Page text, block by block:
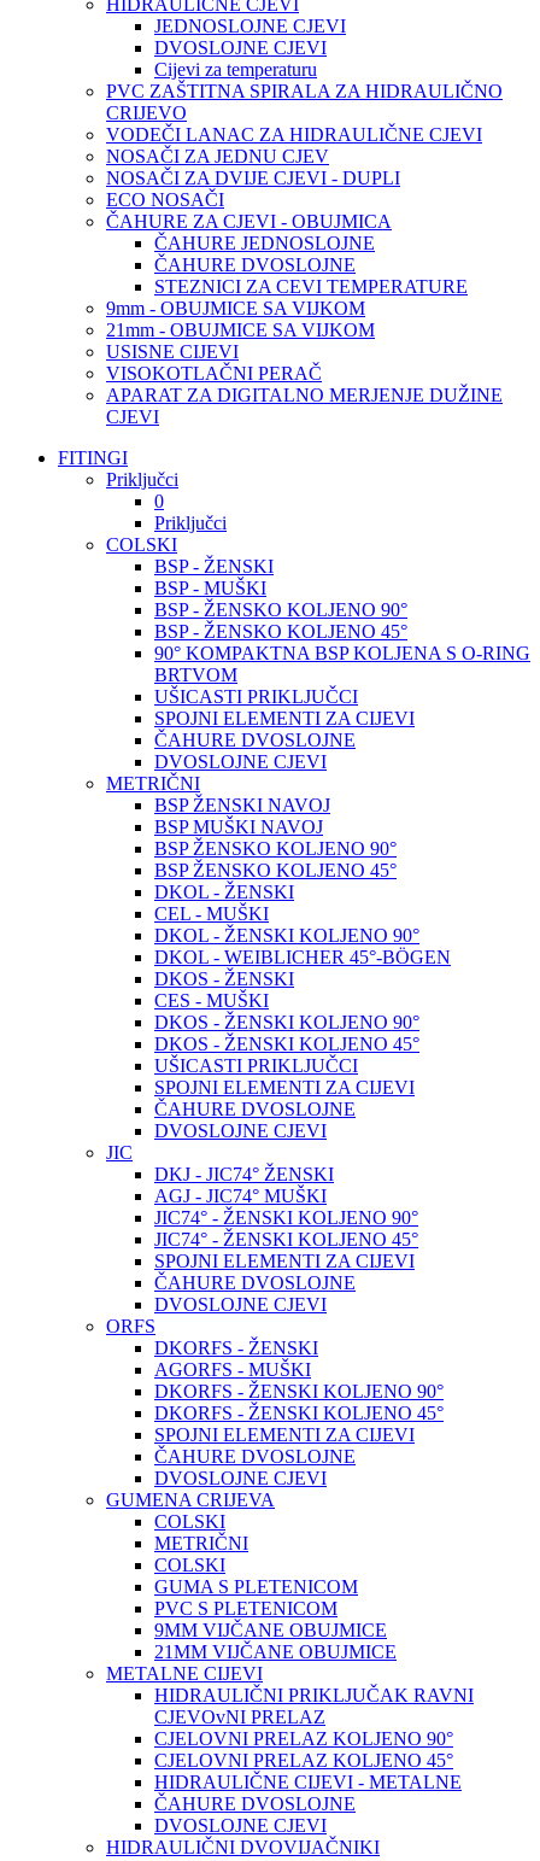
HIDRAULIČNE CJEVI
JEDNOSLOJNE CJEVI
DVOSLOJNE CJEVI
Cijevi za temperaturu
PVC ZAŠTITNA SPIRALA ZA HIDRAULIČNO
CRIJEVO
VODEČI LANAC ZA HIDRAULIČNE CJEVI
NOSAČI ZA JEDNU CJEV
NOSAČI ZA DVIJE CJEVI - DUPLI
ECO NOSAČI
ČAHURE ZA CJEVI - OBUJMICA
ČAHURE JEDNOSLOJNE
ČAHURE DVOSLOJNE
STEZNICI ZA CEVI TEMPERATURE
9mm - OBUJMICE SA VIJKOM
21mm - OBUJMICE SA VIJKOM
USISNE CIJEVI
VISOKOTLAČNI PERAČ
APARAT ZA DIGITALNO MERJENJE DUŽINE
CJEVI
FITINGI
Priključci
0
Priključci
COLSKI
BSP - ŽENSKI
BSP - MUŠKI
BSP - ŽENSKO KOLJENO 90°
BSP - ŽENSKO KOLJENO 45°
90° KOMPAKTNA BSP KOLJENA S O-RING
BRTVOM
UŠICASTI PRIKLJUČCI
SPOJNI ELEMENTI ZA CIJEVI
ČAHURE DVOSLOJNE
DVOSLOJNE CJEVI
METRIČNI
BSP ŽENSKI NAVOJ
BSP MUŠKI NAVOJ
BSP ŽENSKO KOLJENO 90°
BSP ŽENSKO KOLJENO 45°
DKOL - ŽENSKI
CEL - MUŠKI
DKOL - ŽENSKI KOLJENO 90°
DKOL - WEIBLICHER 45°-BÖGEN
DKOS - ŽENSKI
CES - MUŠKI
DKOS - ŽENSKI KOLJENO 90°
DKOS - ŽENSKI KOLJENO 45°
UŠICASTI PRIKLJUČCI
SPOJNI ELEMENTI ZA CIJEVI
ČAHURE DVOSLOJNE
DVOSLOJNE CJEVI
JIC
DKJ - JIC74° ŽENSKI
AGJ - JIC74° MUŠKI
JIC74° - ŽENSKI KOLJENO 90°
JIC74° - ŽENSKI KOLJENO 45°
SPOJNI ELEMENTI ZA CIJEVI
ČAHURE DVOSLOJNE
DVOSLOJNE CJEVI
ORFS
DKORFS - ŽENSKI
AGORFS - MUŠKI
DKORFS - ŽENSKI KOLJENO 90°
DKORFS - ŽENSKI KOLJENO 45°
SPOJNI ELEMENTI ZA CIJEVI
ČAHURE DVOSLOJNE
DVOSLOJNE CJEVI
GUMENA CRIJEVA
COLSKI
METRIČNI
COLSKI
GUMA S PLETENICOM
PVC S PLETENICOM
9MM VIJČANE OBUJMICE
21MM VIJČANE OBUJMICE
METALNE CIJEVI
HIDRAULIČNI PRIKLJUČAK RAVNI
CJEVOvNI PRELAZ
CJELOVNI PRELAZ KOLJENO 90°
CJELOVNI PRELAZ KOLJENO 45°
HIDRAULIČNE CIJEVI - METALNE
ČAHURE DVOSLOJNE
DVOSLOJNE CJEVI
HIDRAULIČNI DVOVIJAČNIKI